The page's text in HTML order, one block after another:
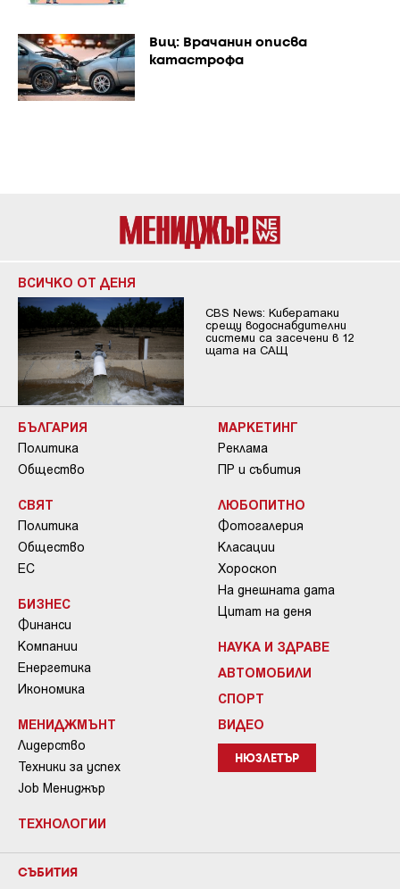
Виц: Врачанин описва
катастрофа
ВСИЧКО ОТ ДЕНЯ
CBS News: Кибератаки
срещу водоснабдителни
системи са засечени в 12
щата на САЩ
БЪЛГАРИЯ
Политика
Общество
СВЯТ
Политика
Общество
ЕС
БИЗНЕС
Финанси
Компании
Енергетика
Икономика
МЕНИДЖМЪНТ
Лидерство
Техники за успех
Job Мениджър
ТЕХНОЛОГИИ
МАРКЕТИНГ
Реклама
ПР и събития
ЛЮБОПИТНО
Фотогалерия
Класации
Хороскоп
На днешната дата
Цитат на деня
НАУКА И ЗДРАВЕ
АВТОМОБИЛИ
СПОРТ
ВИДЕО
НЮЗЛЕТЪР
СЪБИТИЯ